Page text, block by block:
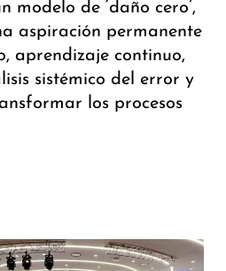
modelo de ‘daño cero’,
aspiración permanente
aprendizaje continuo,
sistémico del error y
los procesos